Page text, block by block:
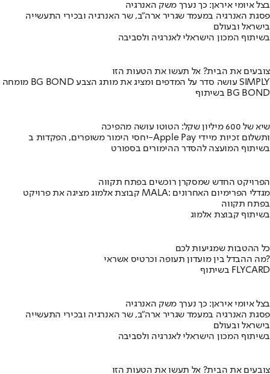
בצל איומי איראן: כך נערך משק האנרגיה
פסגת האנרגיה במעמד שגריר ארה"ב, שר האנרגיה ובכירי התעשייה
בישראל ובעולם
בשיתוף המכון הישראלי לאנרגיה ולסביבה
צובעים את הבית? אל תעשו את הטעות הזו
מומחה BG BOND עושה סדר על המדפים ומציג את מותג הצבע SIMPLY
בשיתוף BG BOND
שיא של 600 מיליון שקל: הטוטו עושה מהפיכה
יחסי הימור משופרים, הפקדות ב-Apple Pay ותשלום זכיות מיידי
בשיתוף המועצה להסדר ההימורים בספורט
הפרויקט החדש שמסקרן רוכשים בפתח תקווה
קבוצת אלמוג מציגה את פרויקט MALA: מגדלי הפרימיום האחרונים
בפתח תקווה
בשיתוף קבוצת אלמוג
כל ההטבות שמגיעות לכם
מה ההבדל בין מועדון תעופה וכרטיס אשראי?
בשיתוף FLYCARD
בצל איומי איראן: כך נערך משק האנרגיה
פסגת האנרגיה במעמד שגריר ארה"ב, שר האנרגיה ובכירי התעשייה
בישראל ובעולם
בשיתוף המכון הישראלי לאנרגיה ולסביבה
צובעים את הבית? אל תעשו את הטעות הזו